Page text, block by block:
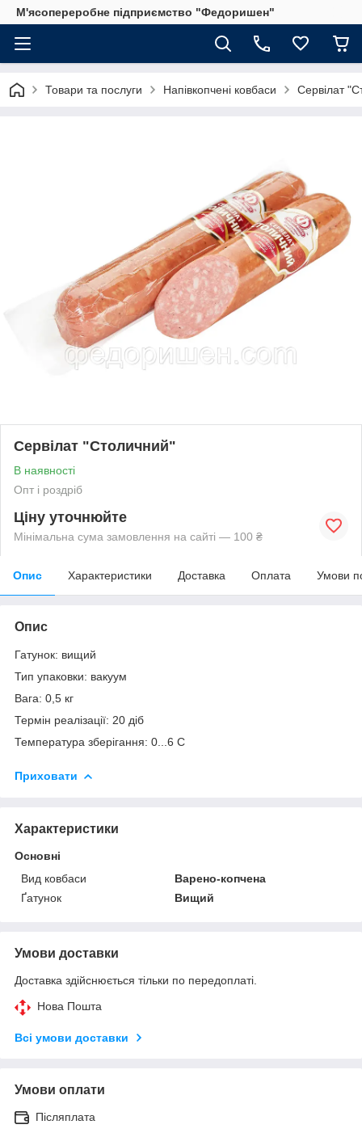
М'ясопереробне підприємство "Федоришен"
Товари та послуги Напівкопчені ковбаси Сервілат
Сервілат "Столичний"
В наявності
Опт і роздріб
Ціну уточнюйте
Мінімальна сума замовлення на сайті — 100 ₴
Опис Характеристики Доставка Оплата Умови
Опис
Гатунок: вищий
Тип упаковки: вакуум
Вага: 0,5 кг
Термін реалізації: 20 діб
Температура зберігання: 0...6 С
Приховати
Характеристики
Основні
Вид ковбаси
Варено-копчена
Ґатунок
Вищий
Умови доставки
Доставка здійснюється тільки по передоплаті.
Нова Пошта
Всі умови доставки
Умови оплати
Післяплата